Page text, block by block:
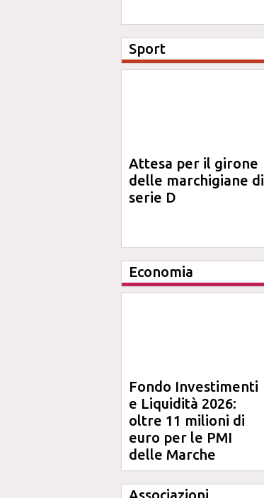
Sport
Attesa per il girone
delle marchigiane di
serie D
Economia
Fondo Investimenti
e Liquidità 2026:
oltre 11 milioni di
euro per le PMI
delle Marche